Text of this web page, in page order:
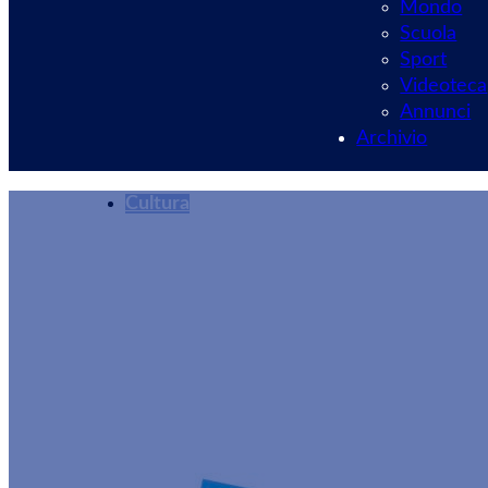
Mondo
Scuola
Sport
Videoteca
Annunci
Archivio
Cultura